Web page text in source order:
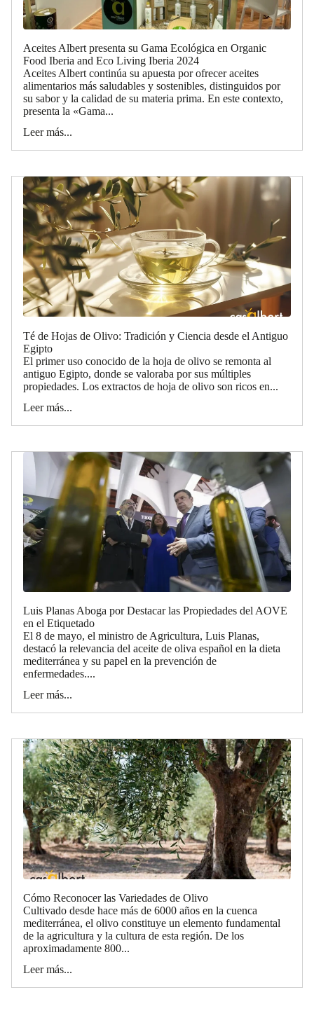
Aceites Albert presenta su Gama Ecológica en Organic
Food Iberia and Eco Living Iberia 2024
Aceites Albert continúa su apuesta por ofrecer aceites
alimentarios más saludables y sostenibles, distinguidos por
su sabor y la calidad de su materia prima. En este contexto,
presenta la «Gama...
Leer más...
Té de Hojas de Olivo: Tradición y Ciencia desde el Antiguo
Egipto
El primer uso conocido de la hoja de olivo se remonta al
antiguo Egipto, donde se valoraba por sus múltiples
propiedades. Los extractos de hoja de olivo son ricos en...
Leer más...
Luis Planas Aboga por Destacar las Propiedades del AOVE
en el Etiquetado
El 8 de mayo, el ministro de Agricultura, Luis Planas,
destacó la relevancia del aceite de oliva español en la dieta
mediterránea y su papel en la prevención de
enfermedades....
Leer más...
Cómo Reconocer las Variedades de Olivo
Cultivado desde hace más de 6000 años en la cuenca
mediterránea, el olivo constituye un elemento fundamental
de la agricultura y la cultura de esta región. De los
aproximadamente 800...
Leer más...